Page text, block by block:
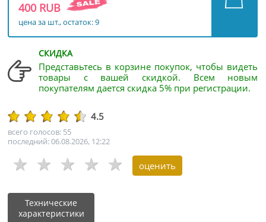
400 RUB
цена за шт., остаток: 9
СКИДКА
Представьтесь в корзине покупок, чтобы видеть
товары с вашей скидкой. Всем новым
покупателям дается скидка 5% при регистрации.
4.5
всего голосов: 55
последний: 06.08.2026, 12:22
Технические
характеристики